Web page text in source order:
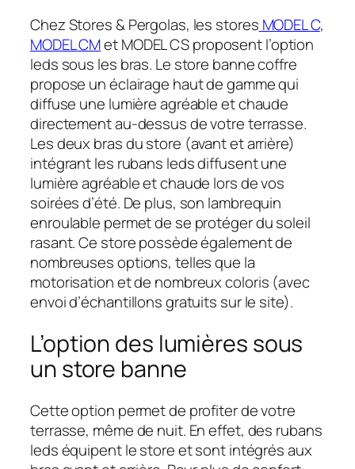
Chez Stores & Pergolas, les stores MODEL C,
MODEL CMet MODEL CS proposent l’option
leds sous les bras. Le store banne coffre
propose un éclairage haut de gamme qui
diffuse une lumière agréable et chaude
directement au-dessus de votre terrasse.
Les deux bras du store (avant et arrière)
intégrant les rubans leds diffusent une
lumière agréable et chaude lors de vos
soirées d’été. De plus, son lambrequin
enroulable permet de se protéger du soleil
rasant. Ce store possède également de
nombreuses options, telles que la
motorisation et de nombreux coloris (avec
envoi d’échantillons gratuits sur le site).
L’option des lumières sous
un store banne
Cette option permet de profiter de votre
terrasse, même de nuit. En effet, des rubans
leds équipent le store et sont intégrés aux